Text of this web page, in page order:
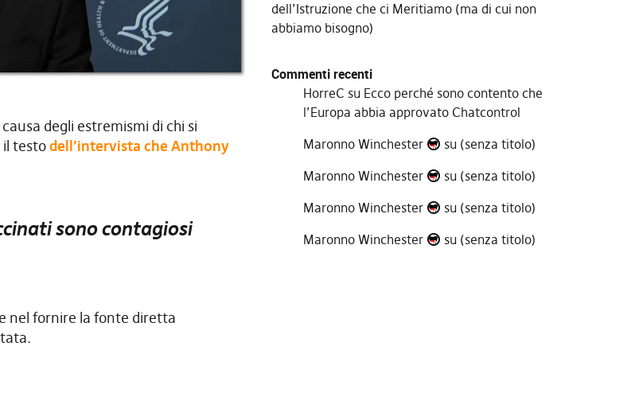
degli estremismi di chi si
il testodell’intervista che Anthony
sono contagiosi
nel fornire la fonte diretta
dell’Istruzione che ci Meritiamo (ma di cui non
abbiamo bisogno)
Commenti recenti
HorreC su Ecco perché sono contento che
l’Europa abbia approvato Chatcontrol
Maronno Winchester
su (senza titolo)
Maronno Winchester
su (senza titolo)
Maronno Winchester
su (senza titolo)
Maronno Winchester
su (senza titolo)